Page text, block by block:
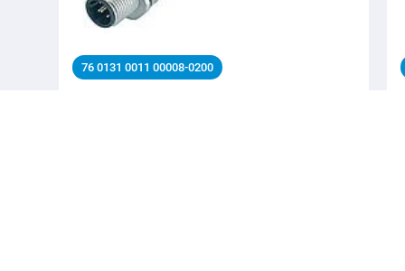
76 0131 0011 00008-0200